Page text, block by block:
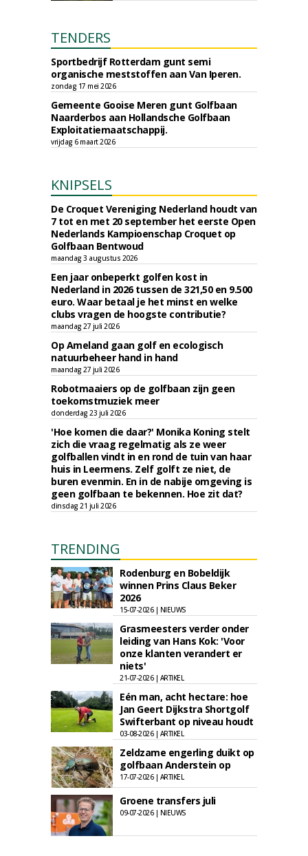
TENDERS
Sportbedrijf Rotterdam gunt semi
organische meststoffen aan Van Iperen.
zondag 17 mei 2026
Gemeente Gooise Meren gunt Golfbaan
Naarderbos aan Hollandsche Golfbaan
Exploitatiemaatschappij.
vrijdag 6 maart 2026
KNIPSELS
De Croquet Vereniging Nederland houdt van
7 tot en met 20 september het eerste Open
Nederlands Kampioenschap Croquet op
Golfbaan Bentwoud
maandag 3 augustus 2026
Een jaar onbeperkt golfen kost in
Nederland in 2026 tussen de 321,50 en 9.500
euro. Waar betaal je het minst en welke
clubs vragen de hoogste contributie?
maandag 27 juli 2026
Op Ameland gaan golf en ecologisch
natuurbeheer hand in hand
maandag 27 juli 2026
Robotmaaiers op de golfbaan zijn geen
toekomstmuziek meer
donderdag 23 juli 2026
'Hoe komen die daar?' Monika Koning stelt
zich die vraag regelmatig als ze weer
golfballen vindt in en rond de tuin van haar
huis in Leermens. Zelf golft ze niet, de
buren evenmin. En in de nabije omgeving is
geen golfbaan te bekennen. Hoe zit dat?
dinsdag 21 juli 2026
TRENDING
Rodenburg en Bobeldijk
winnen Prins Claus Beker
2026
15-07-2026 | NIEUWS
Grasmeesters verder onder
leiding van Hans Kok: 'Voor
onze klanten verandert er
niets'
21-07-2026 | ARTIKEL
Eén man, acht hectare: hoe
Jan Geert Dijkstra Shortgolf
Swifterbant op niveau houdt
03-08-2026 | ARTIKEL
Zeldzame engerling duikt op
golfbaan Anderstein op
17-07-2026 | ARTIKEL
Groene transfers juli
09-07-2026 | NIEUWS